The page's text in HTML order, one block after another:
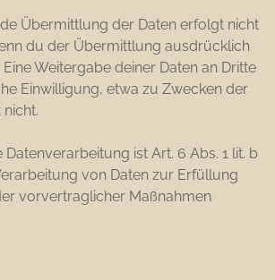
Übermittlung der Daten erfolgt nicht
du der Übermittlung ausdrücklich
Weitergabe deiner Daten an Dritte
Einwilligung, etwa zu Zwecken der
ist Art. 6 Abs. 1 lit. b
von Daten zur Erfüllung
vorvertraglicher Maßnahmen